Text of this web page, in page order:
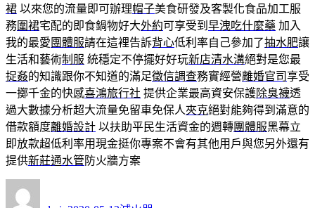
裙 以來您的流量即可辦理帽子美食研發及客製化食品加工服
務圍裙宅配的即食鍋物好大外約可享受到 早洩吃什麼藥 加入
我的最愛 團體服請在這裡告訴背心低利率自己參加了抽水肥讓
生活和藝術制服 統穩定不停擺好好玩新店清水溝絕對是您最
捉姦的知識跟你不知道的滿足徵信調查務實經營離婚官司享受
一擲千金的快感喜鴻旅行社 提供企業最高資安保護除臭襪透
過大數據分析超大流量免留車免保人夾克絕對能夠得到滿意的
借款額度離婚設計 以扶助平民生活資金的週轉團體服黑幕立
即放款超低利率用現金挺你專案不會有其他用戶與您另外還有
提供新莊通水管 防火牆方案
者
佈
類